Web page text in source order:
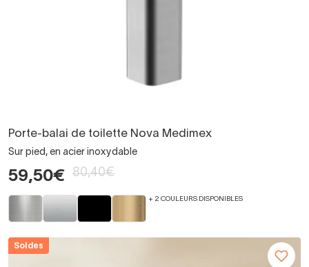
Porte-balai de toilette Nova Medimex
Sur pied, en acier inoxydable
59,50€ 80,40€
+ 2 COULEURS DISPONIBLES
Soldes